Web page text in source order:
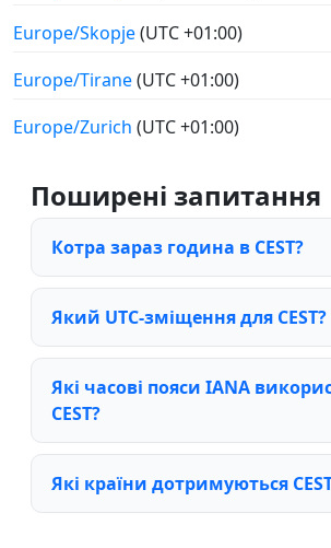
Europe/Skopje(UTC +01:00)
Europe/Tirane(UTC +01:00)
Europe/Zurich (UTC +01:00)
Поширені запитання
Котра зараз година в CEST?
Який UTC-зміщення для CEST?
Які часові пояси IANA
CEST?
Які країни дотримуються